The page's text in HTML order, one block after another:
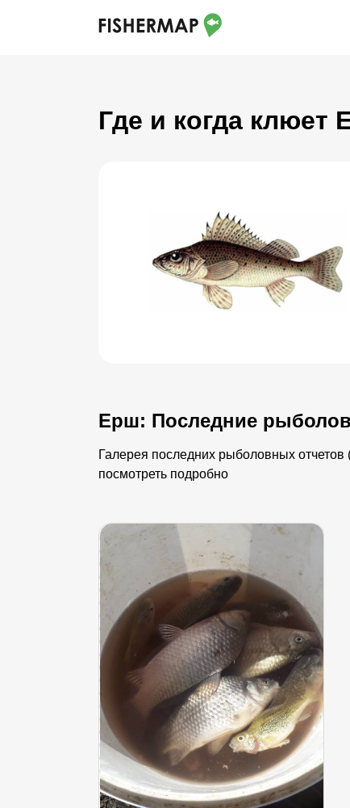
Где и когда клюет
Ерш: Последние
Галерея последних рыболовных
посмотреть подробно